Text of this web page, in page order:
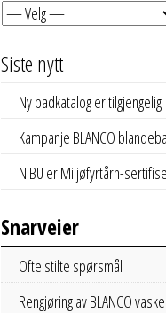
Siste nytt
Ny badkatalog er tilgjengelig
Kampanje BLANCO
NIBU er Miljøfyrtårn-
Snarveier
Ofte stilte spørsmål
Rengjøring av BLANCO